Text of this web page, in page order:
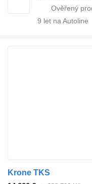
9 let na Autoline
Krone TKS